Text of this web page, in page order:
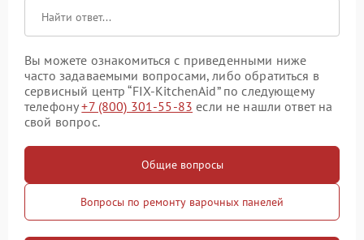
Вы можете ознакомиться с приведенными ниже
часто задаваемыми вопросами, либо обратиться в
сервисный центр “FIX-KitchenAid” по следующему
телефону+7 (800) 301-55-83 если не нашли ответ на
свой вопрос.
Общие вопросы
Вопросы по ремонту варочных панелей